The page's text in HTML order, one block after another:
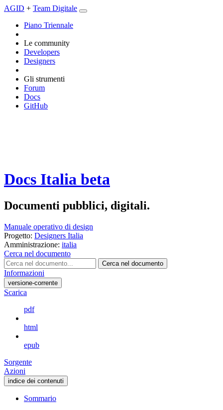
AGID + Team Digitale
Piano Triennale
Le community
Developers
Designers
Gli strumenti
Forum
Docs
GitHub
Docs Italia beta
Documenti pubblici, digitali.
Manuale operativo di design
Progetto: Designers Italia
Amministrazione: italia
Cerca nel documento
Cerca nel documento
Informazioni
versione-corrente
Scarica
pdf
html
epub
Sorgente
Azioni
indice dei contenuti
Sommario